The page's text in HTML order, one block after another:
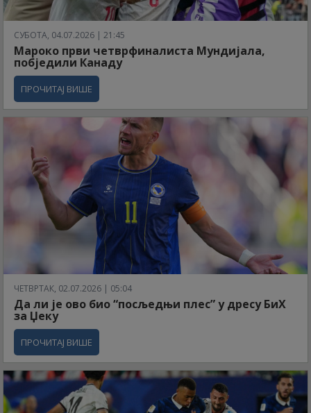
СУБОТА, 04.07.2026 | 21:45
Мароко први четврфиналиста Мундијала,
побједили Канаду
ПРОЧИТАЈ ВИШЕ
ЧЕТВРТАК, 02.07.2026 | 05:04
Да ли је ово био “посљедњи плес” у дресу БиХ
за Џеку
ПРОЧИТАЈ ВИШЕ